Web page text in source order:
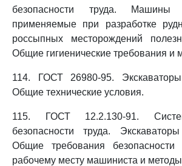
безопасности труда.
применяемые при разработке
россыпных месторождений
Общие гигиенические требования и
114. ГОСТ 26980-95.
Общие технические условия.
115. ГОСТ 12.2.130-91.
безопасности труда.
Общие требования
рабочему месту машиниста и методы